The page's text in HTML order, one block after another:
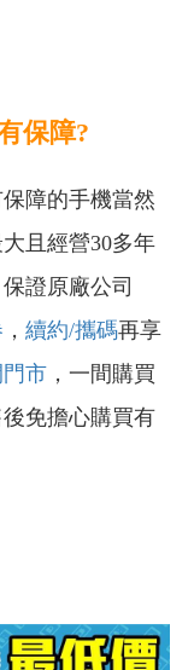
保障?
障的手機當然
且經營30多年
證原廠公司
， 續約/攜碼再享
市 ，一間購買
免擔心購買有